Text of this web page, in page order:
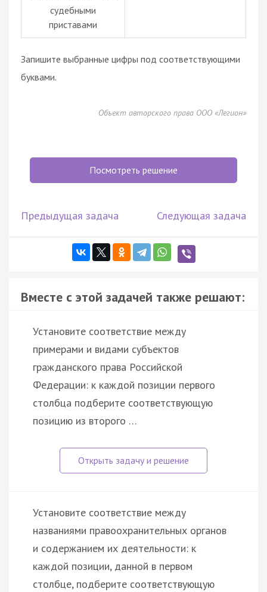
судебными
приставами
Запишите выбранные цифры под соответствующими
буквами.
Объект авторского права ООО «Легион»
Посмотреть решение
Предыдущая задача Следующая задача
Вместе с этой задачей также решают:
Установите соответствие между
примерами и видами субъектов
гражданского права Российской
Федерации: к каждой позиции первого
столбца подберите соответствующую
позицию из второго …
Установите соответствие между
названиями правоохранительных органов
и содержанием их деятельности: к
каждой позиции, данной в первом
столбце, подберите соответствующую